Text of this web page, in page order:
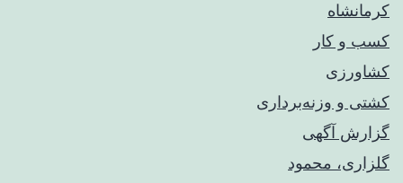
کرمانشاه
کسب و کار
کشاورزی
کشتی و وزنه‌برداری
گزارش آگهی
گلزاری، محمود